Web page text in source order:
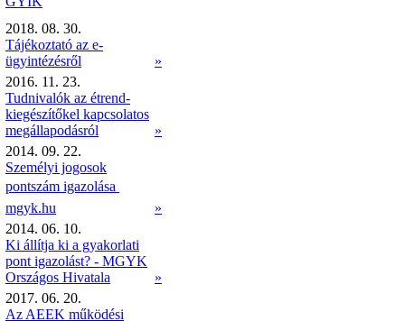
2018. 08. 30.
Tájékoztató az e-
ügyintézésről
»
2016. 11. 23.
Tudnivalók az étrend-
kiegészítőkel kapcsolatos
megállapodásról
»
2014. 09. 22.
Személyi jogosok
pontszám igazolása 
mgyk.hu
»
2014. 06. 10.
Ki állítja ki a gyakorlati
pont igazolást? - MGYK
Országos Hivatala
»
2017. 06. 20.
Az AEEK működési